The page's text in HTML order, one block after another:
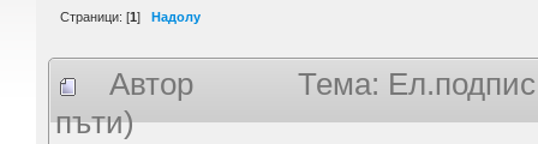
Страници: [1] Надолу
Автор
Тема:
пъти)